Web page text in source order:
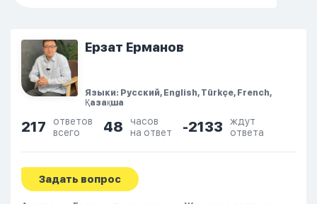
Ерзат Ерманов
Языки: Русский, English, Türkçe, French,
Қазақша
217
ответов
всего
48
часов
на ответ
-2133
ждут
ответа
Задать вопрос